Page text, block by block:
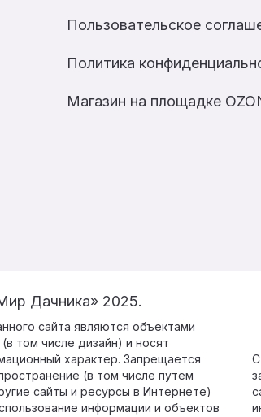
Пользовательское
Политика
Магазин на площадке
Дачника» 2025.
сайта являются объектами
том числе дизайн) и носят
характер. Запрещается
(в том числе путем
сайты и ресурсы в Интернете)
информации и объектов